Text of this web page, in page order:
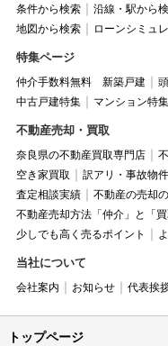
条件から検索 沿線・駅から
地図から検索
ローンシミュ
特集ページ
仲介手数料無料 新築戸建
中古戸建特集
マンション特集
不動産売却・買取
奈良県の不動産買取専門店
空き家買取
訳アリ・事故物
査定相談実績
不動産の売却
不動産売却方法「仲介」と「
少しでも高く売るポイント
当社について
会社案内 お知らせ 代表挨
トップページ